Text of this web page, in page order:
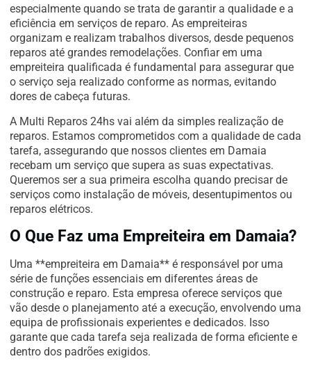
especialmente quando se trata de garantir a qualidade e a
eficiência em serviços de reparo. As empreiteiras
organizam e realizam trabalhos diversos, desde pequenos
reparos até grandes remodelações. Confiar em uma
empreiteira qualificada é fundamental para assegurar que
o serviço seja realizado conforme as normas, evitando
dores de cabeça futuras.
A Multi Reparos 24hs vai além da simples realização de
reparos. Estamos comprometidos com a qualidade de cada
tarefa, assegurando que nossos clientes em Damaia
recebam um serviço que supera as suas expectativas.
Queremos ser a sua primeira escolha quando precisar de
serviços como instalação de móveis, desentupimentos ou
reparos elétricos.
O Que Faz uma Empreiteira em Damaia?
Uma **empreiteira em Damaia** é responsável por uma
série de funções essenciais em diferentes áreas de
construção e reparo. Esta empresa oferece serviços que
vão desde o planejamento até a execução, envolvendo uma
equipa de profissionais experientes e dedicados. Isso
garante que cada tarefa seja realizada de forma eficiente e
dentro dos padrões exigidos.